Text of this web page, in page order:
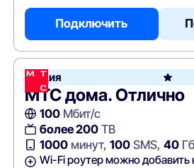
Подключить
Акция
МТС дома. Отлично
100Мбит/с
более 200ТВ
1000минут, 100SMS, 40Гб
Wi-Fi роутер можно добавить